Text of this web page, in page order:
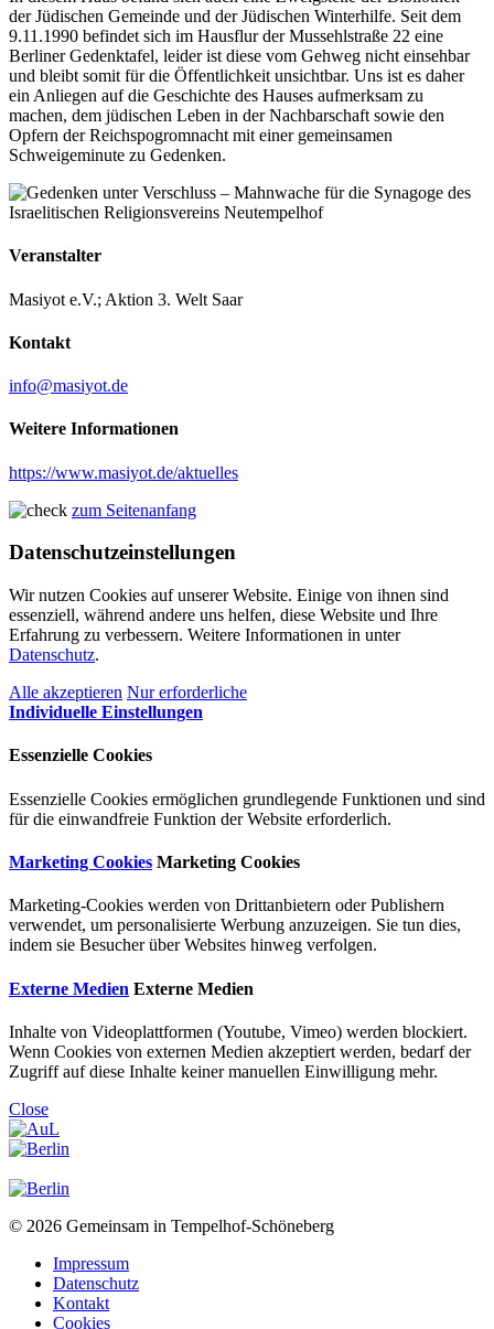
der Jüdischen Gemeinde und der Jüdischen Winterhilfe. Seit dem
9.11.1990 befindet sich im Hausflur der Mussehlstraße 22 eine
Berliner Gedenktafel, leider ist diese vom Gehweg nicht einsehbar
und bleibt somit für die Öffentlichkeit unsichtbar. Uns ist es daher
ein Anliegen auf die Geschichte des Hauses aufmerksam zu
machen, dem jüdischen Leben in der Nachbarschaft sowie den
Opfern der Reichspogromnacht mit einer gemeinsamen
Schweigeminute zu Gedenken.
Veranstalter
Masiyot e.V.; Aktion 3. Welt Saar
Kontakt
info@masiyot.de
Weitere Informationen
https://www.masiyot.de/aktuelles
zum Seitenanfang
Datenschutzeinstellungen
Wir nutzen Cookies auf unserer Website. Einige von ihnen sind
essenziell, während andere uns helfen, diese Website und Ihre
Erfahrung zu verbessern. Weitere Informationen in unter
Datenschutz.
Alle akzeptieren Nur erforderliche
Individuelle Einstellungen
Essenzielle Cookies
Essenzielle Cookies ermöglichen grundlegende Funktionen und sind
für die einwandfreie Funktion der Website erforderlich.
Marketing Cookies Marketing Cookies
Marketing-Cookies werden von Drittanbietern oder Publishern
verwendet, um personalisierte Werbung anzuzeigen. Sie tun dies,
indem sie Besucher über Websites hinweg verfolgen.
Externe Medien Externe Medien
Inhalte von Videoplattformen (Youtube, Vimeo) werden blockiert.
Wenn Cookies von externen Medien akzeptiert werden, bedarf der
Zugriff auf diese Inhalte keiner manuellen Einwilligung mehr.
Close
© 2026 Gemeinsam in Tempelhof-Schöneberg
Impressum
Datenschutz
Kontakt
Cookies